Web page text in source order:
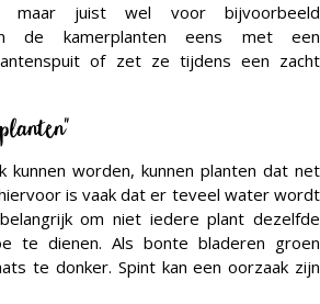
maar juist wel voor bijvoorbeeld
de kamerplanten eens met een
of zet ze tijdens een zacht
kunnen worden, kunnen planten dat net
is vaak dat er teveel water wordt
om niet iedere plant dezelfde
te dienen. Als bonte bladeren groen
te donker. Spint kan een oorzaak zijn